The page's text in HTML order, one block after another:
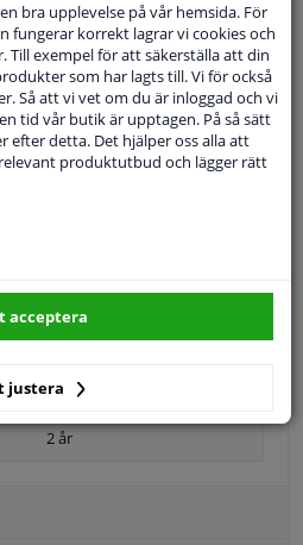
Hitta rätt bildelar.
ellerVälj din bil.
SÖK
Uppvärmt
Bulb-formad
2 år
bra upplevelse på vår hemsida. För
fungerar korrekt lagrar vi cookies och
Till exempel för att säkerställa att din
som har lagts till. Vi för också
Så att vi vet om du är inloggad och vi
tid vår butik är upptagen. På så sätt
efter detta. Det hjälper oss alla att
produktutbud och lägger rätt
justera
acceptera